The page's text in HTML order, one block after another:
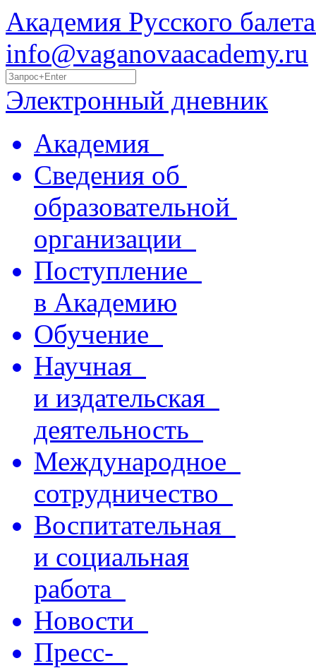
Академия Русского
info@vaganovaacademy.ru
Электронный дневник
Академия
Сведения об
образовательной
организации
Поступление
в Академию
Обучение
Научная
и издательская
деятельность
Международное
сотрудничество
Воспитательная
и социальная
работа
Новости
Пресс-